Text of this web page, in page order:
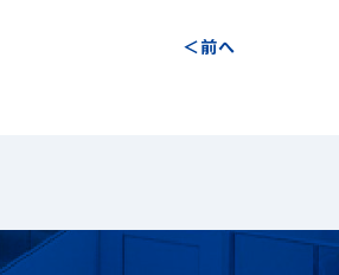
前へ